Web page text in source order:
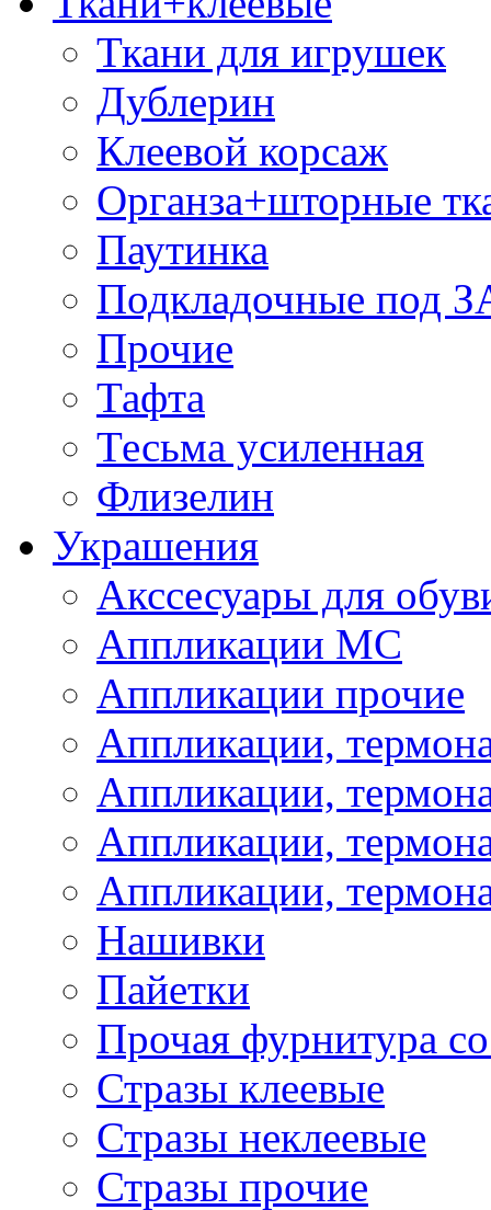
Ткани для игрушек
Дублерин
Клеевой корсаж
Органза+шторные
Паутинка
Подкладочные под
Прочие
Тафта
Тесьма усиленная
Флизелин
Украшения
Акссесуары для
Аппликации МС
Аппликации прочие
Аппликации,
Аппликации,
Аппликации,
Аппликации,
Нашивки
Пайетки
Прочая фурнитура
Стразы клеевые
Стразы неклеевые
Стразы прочие